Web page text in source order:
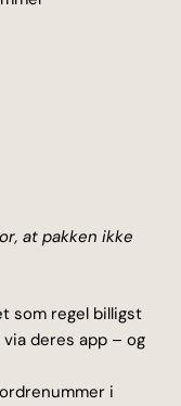
at pakken ikke
som regel billigst
deres app – og
i